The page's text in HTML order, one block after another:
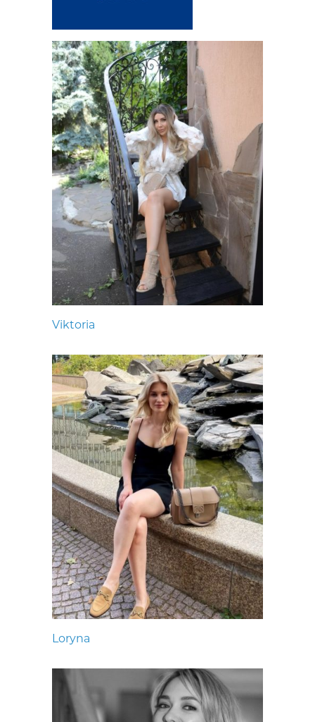
Viktoria
Loryna